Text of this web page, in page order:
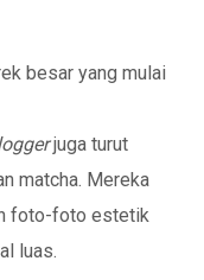
besar yang mulai
juga turut
matcha. Mereka
foto-foto estetik
luas.